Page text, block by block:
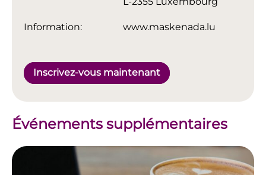
Information: www.maskenada.lu
Inscrivez-vous maintenant
Événements supplémentaires